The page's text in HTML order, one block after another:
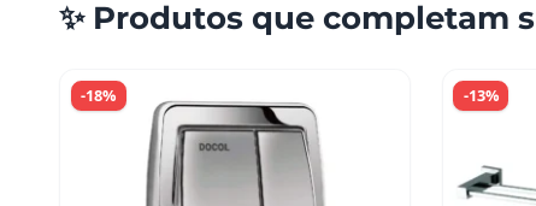
✨ Produtos que completam
-18% -13%